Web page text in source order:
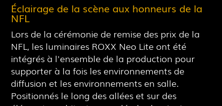
Éclairage de la scène aux honneurs de la
NFL
Lors de la cérémonie de remise des prix de la
NFL, les luminaires ROXX Neo Lite ont été
intégrés à l'ensemble de la production pour
supporter à la fois les environnements de
diffusion et les environnements en salle.
Positionnés le long des allées et sur des